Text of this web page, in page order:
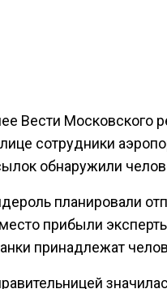
Вести Московского
сотрудники
обнаружили
планировали
прибыли
принадлежат